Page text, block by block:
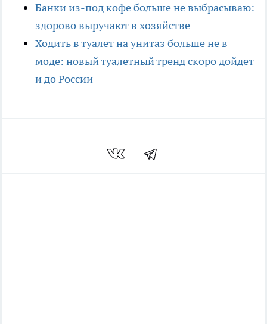
Банки из-под кофе больше не выбрасываю:
здорово выручают в хозяйстве
Ходить в туалет на унитаз больше не в
моде: новый туалетный тренд скоро дойдет
и до России